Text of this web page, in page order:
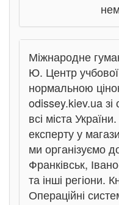
Міжнародне
Ю. Центр учбової
нормальною
odissey.kiev.ua
всі міста
експерту у
ми організуємо
Франківськ,
та інші регіони.
Операційні